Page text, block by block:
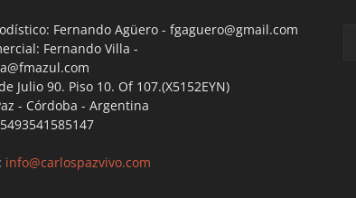
Fernando Agüero - fgaguero@gmail.com
Fernando Villa -
Julio 90. Piso 10. Of 107.(X5152EYN)
- Córdoba - Argentina
info@carlospazvivo.com